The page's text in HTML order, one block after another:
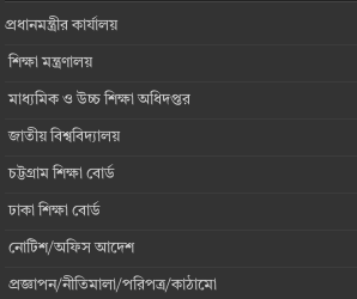
প্রধানমন্ত্রীর কার্যালয়
শিক্ষা মন্ত্রণালয়
মাধ্যমিক ও উচ্চ শিক্ষা অধিদপ্তর
জাতীয় বিশ্ববিদ্যালয়
চট্টগ্রাম শিক্ষা বোর্ড
ঢাকা শিক্ষা বোর্ড
নোটিশ/অফিস আদেশ
প্রজ্ঞাপন/নীতিমালা/পরিপত্র/কাঠামো